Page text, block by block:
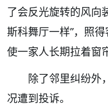
了会反光旋转的风向
斯科舞厅一样”，照
使一家人长期拉着窗
除了邻里纠纷外
况遭到投诉。